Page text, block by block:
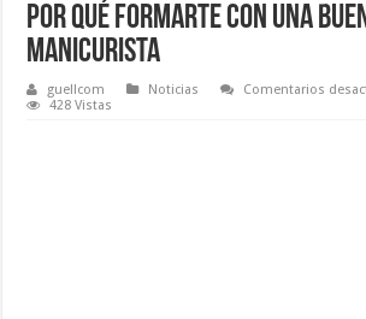
Por qué formarte con una
manicurista
guellcom Noticias Comentarios
428 Vistas